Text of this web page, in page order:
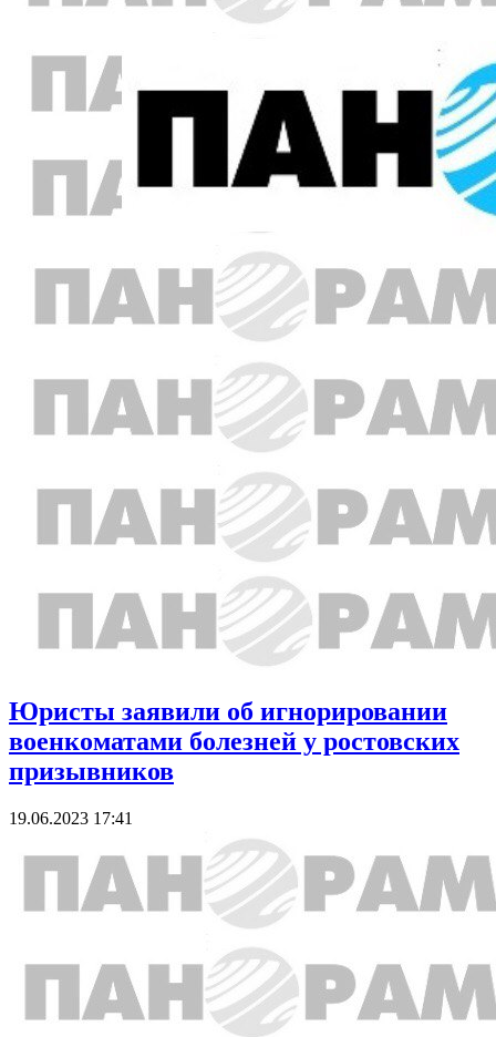
Юристы заявили об игнорировании
военкоматами болезней у ростовских
призывников
19.06.2023 17:41